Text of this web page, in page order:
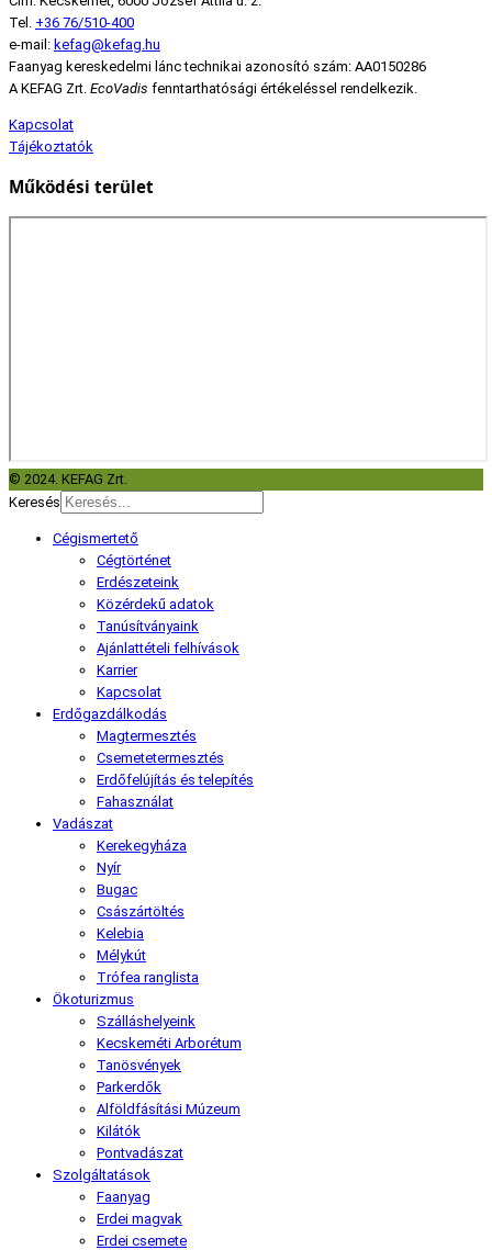
Tel. +36 76/510-400
e-mail: kefag@kefag.hu
Faanyag kereskedelmi lánc technikai azonosító szám: AA0150286
A KEFAG Zrt. EcoVadis fenntarthatósági értékeléssel rendelkezik.
Kapcsolat
Tájékoztatók
Működési terület
© 2024. KEFAG Zrt.
Keresés
Cégismertető
Cégtörténet
Erdészeteink
Közérdekű adatok
Tanúsítványaink
Ajánlattételi felhívások
Karrier
Kapcsolat
Erdőgazdálkodás
Magtermesztés
Csemetetermesztés
Erdőfelújítás és telepítés
Fahasználat
Vadászat
Kerekegyháza
Nyír
Bugac
Császártöltés
Kelebia
Mélykút
Trófea ranglista
Ökoturizmus
Szálláshelyeink
Kecskeméti Arborétum
Tanösvények
Parkerdők
Alföldfásítási Múzeum
Kilátók
Pontvadászat
Szolgáltatások
Faanyag
Erdei magvak
Erdei csemete